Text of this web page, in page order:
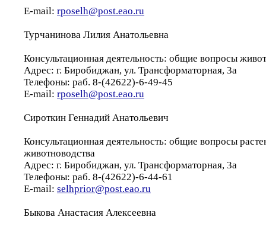
E-mail: rposelh@post.eao.ru
Турчанинова Лилия Анатольевна
Консультационная деятельность: общие вопросы
Адрес: г. Биробиджан, ул. Трансформаторная, 3а
Телефоны: раб. 8-(42622)-6-49-45
E-mail: rposelh@post.eao.ru
Сироткин Геннадий Анатольевич
Консультационная деятельность: общие вопросы
животноводства
Адрес: г. Биробиджан, ул. Трансформаторная, 3а
Телефоны: раб. 8-(42622)-6-44-61
E-mail: selhprior@post.eao.ru
Быкова Анастасия Алексеевна